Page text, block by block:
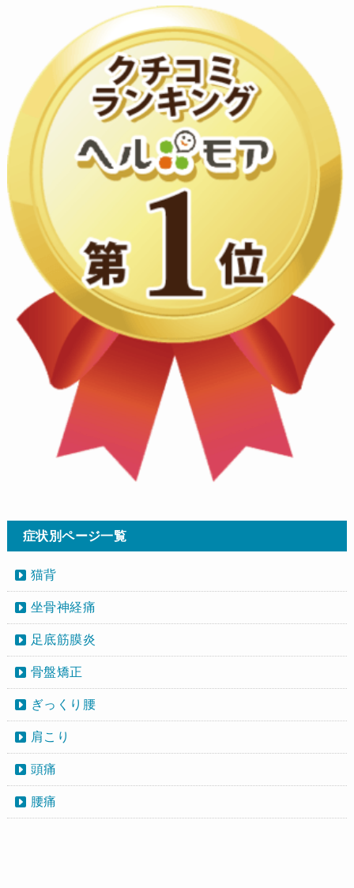
症状別ページ一覧
猫背
坐骨神経痛
足底筋膜炎
骨盤矯正
ぎっくり腰
肩こり
頭痛
腰痛